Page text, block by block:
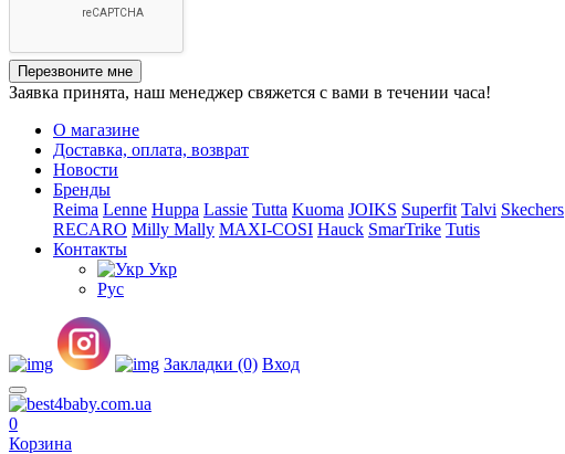
Перезвоните мне
Заявка принята, наш менеджер свяжется с вами в течении часа!
О магазине
Доставка, оплата, возврат
Новости
Бренды
Reima Lenne Huppa Lassie Tutta Kuoma JOIKS Superfit Talvi Skechers
RECARO Milly Mally MAXI-COSI Hauck SmarTrike Tutis
Контакты
Укр
Рус
Закладки (0) Вход
0
Корзина